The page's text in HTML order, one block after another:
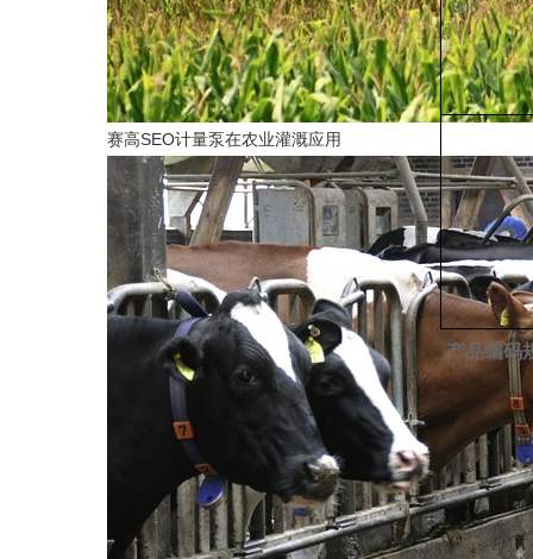
赛高SEO计量泵在农业灌溉应用
800
803
产品编码